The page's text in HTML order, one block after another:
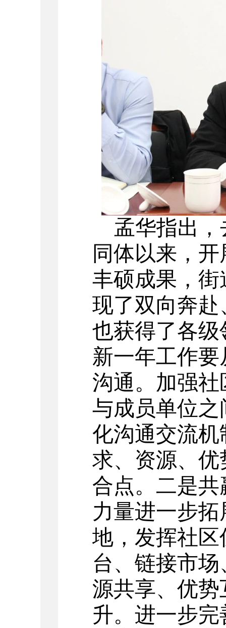
孟华指出
同体以来，
丰硕成果，
现了双向奔
也获得了各
新一年工作
沟通。加强
与成员单位
化沟通交流
求、资源、
合点。二是
力量进一步
地，发挥社
台、链接市
源共享、优
升。进一步